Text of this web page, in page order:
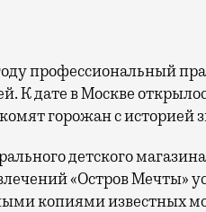
К дате в Москве
горожан с историей
детского
«Остров Мечты»
копиями известных